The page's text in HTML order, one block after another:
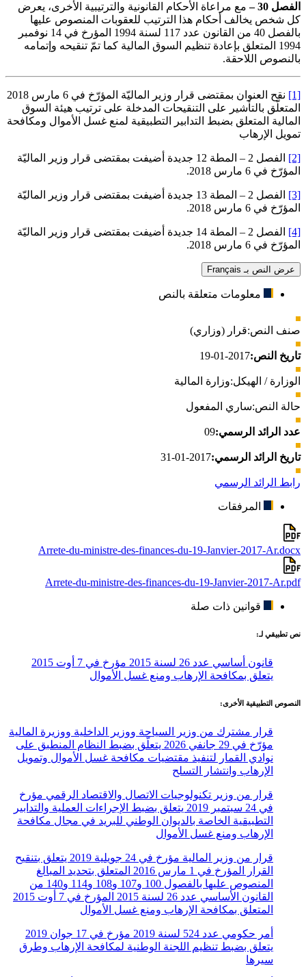
الفصل 30 –
مع مراعاة الأحكام القانونية والترتيبية الأخرى، يعرض
كل شخص يخالف أحكام هذا الترتيب للعقوبات المنصوص عليها
بالفصل 40 من القانون عدد 117 لسنة 1994 المؤرخ في 14 نوفمبر
1994 المتعلق بإعادة تنظيم السوق المالية كما تمّ تنقيحه وإتمامه
بالنصوص اللاحقة.
[1]
نقح العنوان بمقتضى قرار وزير الماليّة المؤرّخ في 6 مارس 2018
المتعلّق بالتأشير على التنقيحات المدخلة على ترتيب هيئة السوق
المالية المتعلق بضبط التدابير التطبيقية لمنع غسل الأموال ومكافحة
تمويل الإرهاب
[2]
الفصل 2 – المطة 12 جديدة أضيفت بمقتضى قرار وزير الماليّة
المؤرّخ في 6 مارس 2018.
[3]
الفصل 2 – المطة 13 جديدة أضيفت بمقتضى قرار وزير الماليّة
المؤرّخ في 6 مارس 2018.
[4]
الفصل 2 – المطة 14 جديدة أضيفت بمقتضى قرار وزير الماليّة
المؤرّخ في 6 مارس 2018.
عرض النص بـ Français
معلومات متعلقة بالنص
صنف النص:قرار (وزاري)
تاريخ النص:2017-01-19
الوزارة / الهيكل:وزارة المالية
حالة النص:ساري المفعول
عدد الرائد الرسمي:09
تاريخ الرائد الرسمي:2017-01-31
رابط الرائد الرسمي
المرفقات
Arrete-du-ministre-des-finances-du-19-Janvier-2017-Ar.docx
Arrete-du-ministre-des-finances-du-19-Janvier-2017-Ar.pdf
قوانين ذات صلة
نص تطبيقي لـ:
قانون أساسي عدد 26 لسنة 2015 مؤرخ في 7 أوت 2015
يتعلق بمكافحة الإرهاب ومنع غسل الأموال
النصوص التطبيقية الأخرى:
قرار مشترك من وزير السياحة ووزير الداخلية ووزيرة المالية
مؤرّخ في 29 جانفي 2026 يتعلّق بضبط النظام المنطبق على
نوادي القمار لتنفيذ مقتضيات مكافحة غسل الأموال وتمويل
الإرهاب وانتشار التسلح
قرار من وزير تكنولوجيات الاتصال والاقتصاد الرقمي مؤرخ
في 24 سبتمبر 2019 يتعلق بضبط الإجراءات العملية والتدابير
التطبيقية الخاصة بالديوان الوطني للبريد في مجال مكافحة
الإرهاب ومنع غسل الأموال
قرار من وزير المالية مؤرخ في 24 جويلية 2019 يتعلق بتنقيح
القرار المؤرخ في 1 مارس 2016 المتعلق بتحديد المبالغ
المنصوص عليها بالفصول 100 و107 و108 و114 و140 من
القانون الأساسي عدد 26 لسنة 2015 المؤرخ في 7 أوت 2015
المتعلق بمكافحة الإرهاب ومنع غسل الأموال
أمر حكومي عدد 524 لسنة 2019 مؤرخ في 17 جوان 2019
يتعلق بضبط تنظيم اللجنة الوطنية لمكافحة الإرهاب وطرق
سيرها